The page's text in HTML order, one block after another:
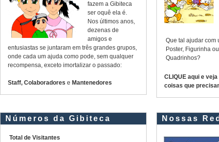
fazem a Gibiteca
ser oquê ela é.
Nos últimos anos,
dezenas de
amigos e
entusiastas se juntaram em três grandes grupos,
onde cada um ajuda como pode, sem qualquer
recompensa, exceto imortalizar o passado:
Staff, Colaboradores e Mantenedores
Que tal ajudar com
Poster, Figurinha
Quadrinhos?
CLIQUE aqui e
coisas que
Números da Gibiteca
Total de Visitantes
Nossas